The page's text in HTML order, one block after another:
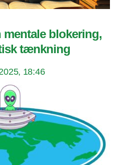
blokering,
tænkning
18:46